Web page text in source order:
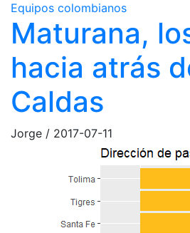
Equipos colombianos
Maturana,
hacia atrás
Caldas
Jorge / 2017-07-11